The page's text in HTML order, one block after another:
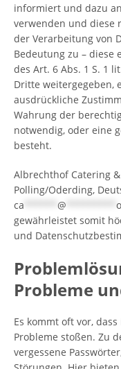
informiert und dazu
verwenden und diese
der Verarbeitung von
Bedeutung zu – diese
des Art. 6 Abs. 1 S. 1
Dritte weitergegeben,
ausdrückliche
Wahrung der
notwendig, oder eine
besteht.
Albrechthof Catering
Polling/Oderding,
ca
@
gewährleistet somit
und
Probleme
Es kommt oft vor,
Probleme stoßen. Zu
vergessene